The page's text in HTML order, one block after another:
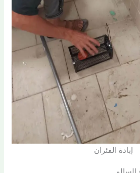
إبادة الفئران